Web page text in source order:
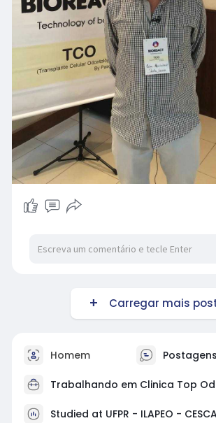
Carregar mais
Homem Postagens
Trabalhando em Clinica Top
Studied at UFPR - ILAPEO -